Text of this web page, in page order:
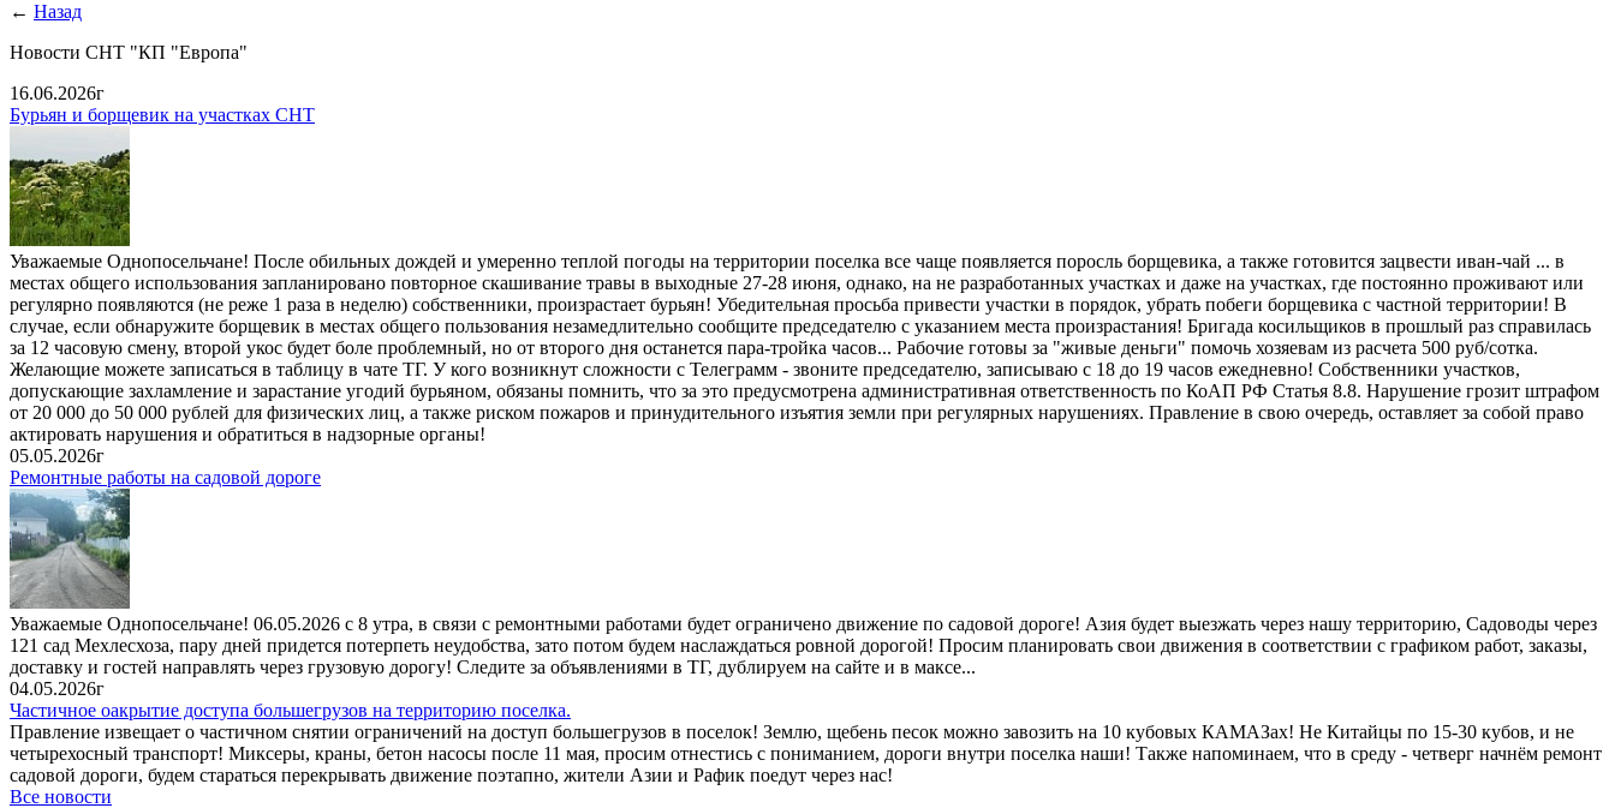
← Назад
Новости СНТ "КП "Европа"
16.06.2026г
Бурьян и борщевик на участках СНТ
Уважаемые Однопосельчане! После обильных дождей и умеренно теплой погоды на территории поселка все чаще появляется поросль борщевика, а также готовится зацвести иван-чай ... в
местах общего использования запланировано повторное скашивание травы в выходные 27-28 июня, однако, на не разработанных участках и даже на участках, где постоянно проживают или
регулярно появляются (не реже 1 раза в неделю) собственники, произрастает бурьян! Убедительная просьба привести участки в порядок, убрать побеги борщевика с частной территории! В
случае, если обнаружите борщевик в местах общего пользования незамедлительно сообщите председателю с указанием места произрастания! Бригада косильщиков в прошлый раз справилась
за 12 часовую смену, второй укос будет боле проблемный, но от второго дня останется пара-тройка часов... Рабочие готовы за "живые деньги" помочь хозяевам из расчета 500 руб/сотка.
Желающие можете записаться в таблицу в чате ТГ. У кого возникнут сложности с Телеграмм - звоните председателю, записываю с 18 до 19 часов ежедневно! Собственники участков,
допускающие захламление и зарастание угодий бурьяном, обязаны помнить, что за это предусмотрена административная ответственность по КоАП РФ Статья 8.8. Нарушение грозит штрафом
от 20 000 до 50 000 рублей для физических лиц, а также риском пожаров и принудительного изъятия земли при регулярных нарушениях. Правление в свою очередь, оставляет за собой право
актировать нарушения и обратиться в надзорные органы!
05.05.2026г
Ремонтные работы на садовой дороге
Уважаемые Однопосельчане! 06.05.2026 с 8 утра, в связи с ремонтными работами будет ограничено движение по садовой дороге! Азия будет выезжать через нашу территорию, Садоводы через
121 сад Мехлесхоза, пару дней придется потерпеть неудобства, зато потом будем наслаждаться ровной дорогой! Просим планировать свои движения в соответствии с графиком работ, заказы,
доставку и гостей направлять через грузовую дорогу! Следите за объявлениями в ТГ, дублируем на сайте и в максе...
04.05.2026г
Частичное оакрытие доступа большегрузов на территорию поселка.
Правление извещает о частичном снятии ограничений на доступ большегрузов в поселок! Землю, щебень песок можно завозить на 10 кубовых КАМАЗах! Не Китайцы по 15-30 кубов, и не
четырехосный транспорт! Миксеры, краны, бетон насосы после 11 мая, просим отнестись с пониманием, дороги внутри поселка наши! Также напоминаем, что в среду - четверг начнём ремонт
садовой дороги, будем стараться перекрывать движение поэтапно, жители Азии и Рафик поедут через нас!
Все новости